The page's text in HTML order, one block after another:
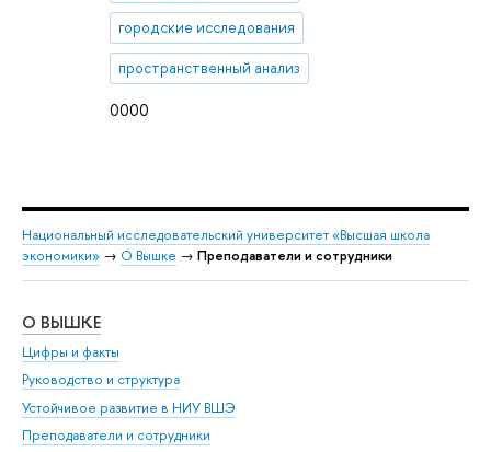
0000
городские исследования
пространственный анализ
Национальный исследовательский университет «Высшая школа
экономики» → О Вышке → Преподаватели и сотрудники
О ВЫШКЕ
Цифры и факты
Руководство и структура
Устойчивое развитие в НИУ ВШЭ
Преподаватели и сотрудники